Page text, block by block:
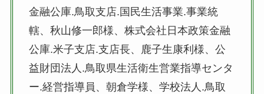
金融公庫.鳥取支店.国民生活事業.事業統
轄、秋山修一郎様、株式会社日本政策金融
公庫.米子支店.支店長、鹿子生康利様、公
益財団法人.鳥取県生活衛生営業指導センタ
ー.経営指導員、朝倉学様、学校法人.鳥取